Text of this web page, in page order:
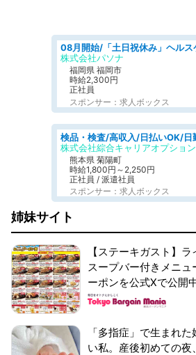
株式会社パソナ
福岡県 福岡市
時給2,300円
正社員
スポンサー：求人ボックス
株式会社綜合キャリアオプション
熊本県 菊陽町
時給1,800円～2,250円
正社員 / 派遣社員
スポンサー：求人ボックス
姉妹サイト
【ステーキガスト】
スープバー付きメニュ
ーポンを公式Xで公開
「多指症」で生まれ
い私。産後初めての